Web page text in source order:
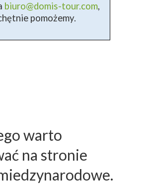
biuro@domis-tour.com,
pomożemy.
warto
na stronie